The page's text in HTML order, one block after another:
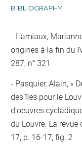
BIBLIOGRAPHY
Hamiaux,
origines à la fin du
287, n° 321
Pasquier, Alain, «
des îles pour le
d'oeuvres
du Louvre. La revue
17, p. 16-17, fig. 2